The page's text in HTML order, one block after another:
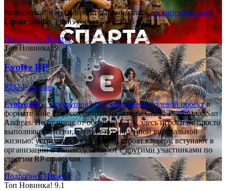
Разработкой и изданием игры занималасьроссийская студия
Lipsar Studio. Релиз состоялся в 2025 году.
Подробнее Играть!
Топ Новинка! 9
Evolve RP
RPG Ролевые
Evolve RP– это крупный русскоязычныйролевой проектв
формате Role Play, созданный на основе Grand Theft Auto: San
Andreas. Но отличие от обычной GTA, здесь игроки не просто
выполняют миссии, а живут полноценной виртуальной
жизнью: устраиваются на работу, строят карьеру, вступают в
организации и взаимодействуют с другими участниками по
строгим RP-правилам.
Подробнее Играть!
Топ Новинка! 9.1